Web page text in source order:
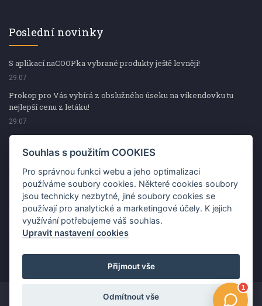
Poslední novinky
S aplikací naCOOPka vybrané produkty ještě levněji!
29.07
Prokop pro Vás vybírá z obslužného úseku na víkendovku tu
nejlepší cenu z letáku!
29.07
Prokop pro Vás vybírá z obslužného úseku na víkendovku tu
nejlepší cenu z letáku!
Kup špekáčky od Váhaly a vyhraj s naCOOPkou sekerku Fiskars
29.07
Prokop pro Vás vybírá na víkendovku ty nejlepší ceny z letáku!
29.07
Copyright ©2026 Jednota, spotřební družstvo v Hodoníně
Souhlas s použitím COOKIES
Pro správnou funkci webu a jeho optimalizaci
používáme soubory cookies. Některé cookies soubory
jsou technicky nezbytné, jiné soubory cookies se
používají pro analytické a marketingové účely. K jejich
využívání potřebujeme váš souhlas.
Upravit nastavení cookies
Přijmout vše
Odmítnout vše